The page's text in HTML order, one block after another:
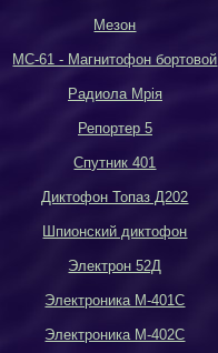
Мезон
МС-61 - Магнитофон бортовой
Радиола Мрiя
Репортер 5
Спутник 401
Диктофон Топаз Д202
Шпионский диктофон
Электрон 52Д
Электроника М-401С
Электроника М-402С